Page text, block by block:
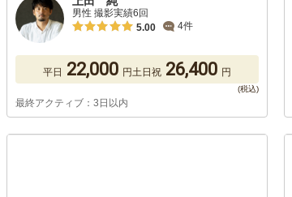
男性 撮影実績6回
5.00
4件
平日 22,000 円土日祝 26,400 円
最終アクティブ：3日以内